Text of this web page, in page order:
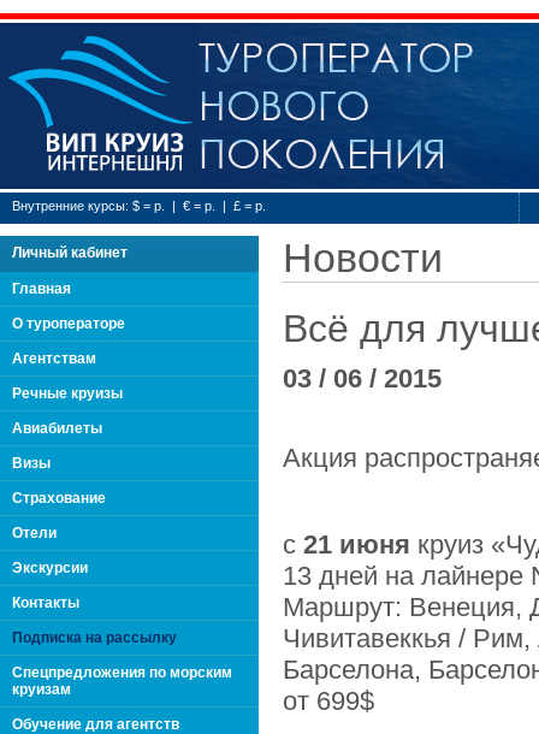
Туроператор нового
поколения "Вип Круиз
Внутренние курсы: $ = р. | € = р. | £ = р.
Личный кабинет
Главная
О туроператоре
Агентствам
Речные круизы
Авиабилеты
Визы
Страхование
Отели
Экскурсии
Контакты
Подписка на рассылку
Спецпредложения по морским
круизам
Обучение для агентств
Новости
Всё для
03 / 06 / 2015
Акция
с 21 июня круиз
13 дней на лайнере
Маршрут: Венеция,
Чивитавеккья /
Барселона,
от 699$